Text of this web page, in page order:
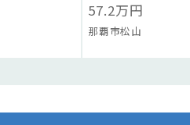
57.2万円
那覇市松山